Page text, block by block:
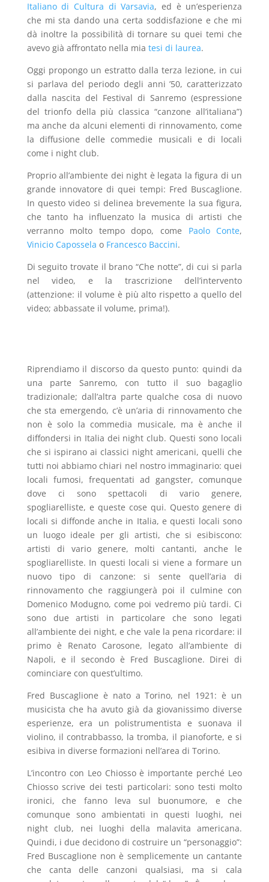
Italiano di Cultura di Varsavia, ed è un’esperienza
che mi sta dando una certa soddisfazione e che mi
dà inoltre la possibilità di tornare su quei temi che
avevo già affrontato nella mia tesi di laurea.
Oggi propongo un estratto dalla terza lezione, in cui
si parlava del periodo degli anni ’50, caratterizzato
dalla nascita del Festival di Sanremo (espressione
del trionfo della più classica “canzone all’italiana”)
ma anche da alcuni elementi di rinnovamento, come
la diffusione delle commedie musicali e di locali
come i night club.
Proprio all’ambiente dei night è legata la figura di un
grande innovatore di quei tempi: Fred Buscaglione.
In questo video si delinea brevemente la sua figura,
che tanto ha influenzato la musica di artisti che
verranno molto tempo dopo, come Paolo Conte,
Vinicio Capossela o Francesco Baccini.
Di seguito trovate il brano “Che notte”, di cui si parla
nel video, e la trascrizione dell’intervento
(attenzione: il volume è più alto rispetto a quello del
video; abbassate il volume, prima!).
Riprendiamo il discorso da questo punto: quindi da
una parte Sanremo, con tutto il suo bagaglio
tradizionale; dall’altra parte qualche cosa di nuovo
che sta emergendo, c’è un’aria di rinnovamento che
non è solo la commedia musicale, ma è anche il
diffondersi in Italia dei night club. Questi sono locali
che si ispirano ai classici night americani, quelli che
tutti noi abbiamo chiari nel nostro immaginario: quei
locali fumosi, frequentati ad gangster, comunque
dove ci sono spettacoli di vario genere,
spogliarelliste, e queste cose qui. Questo genere di
locali si diffonde anche in Italia, e questi locali sono
un luogo ideale per gli artisti, che si esibiscono:
artisti di vario genere, molti cantanti, anche le
spogliarelliste. In questi locali si viene a formare un
nuovo tipo di canzone: si sente quell’aria di
rinnovamento che raggiungerà poi il culmine con
Domenico Modugno, come poi vedremo più tardi. Ci
sono due artisti in particolare che sono legati
all’ambiente dei night, e che vale la pena ricordare: il
primo è Renato Carosone, legato all’ambiente di
Napoli, e il secondo è Fred Buscaglione. Direi di
cominciare con quest’ultimo.
Fred Buscaglione è nato a Torino, nel 1921: è un
musicista che ha avuto già da giovanissimo diverse
esperienze, era un polistrumentista e suonava il
violino, il contrabbasso, la tromba, il pianoforte, e si
esibiva in diverse formazioni nell’area di Torino.
L’incontro con Leo Chiosso è importante perché Leo
Chiosso scrive dei testi particolari: sono testi molto
ironici, che fanno leva sul buonumore, e che
comunque sono ambientati in questi luoghi, nei
night club, nei luoghi della malavita americana.
Quindi, i due decidono di costruire un “personaggio”:
Fred Buscaglione non è semplicemente un cantante
che canta delle canzoni qualsiasi, ma si cala